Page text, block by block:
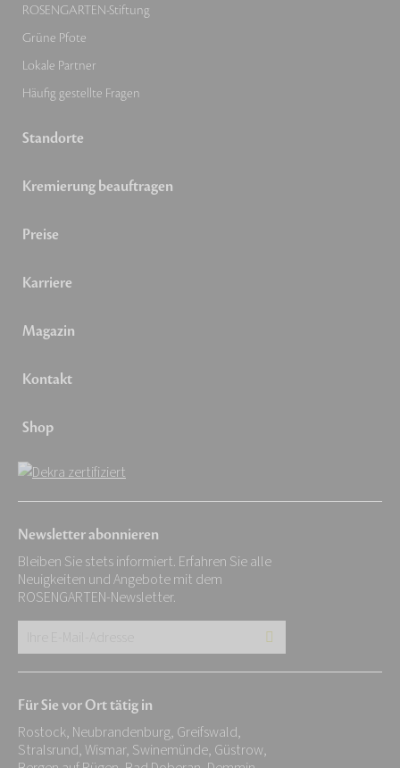
ROSENGARTEN-Stiftung
Grüne Pfote
Lokale Partner
Häufig gestellte Fragen
Standorte
Kremierung beauftragen
Preise
Karriere
Magazin
Kontakt
Shop
Newsletter abonnieren
Bleiben Sie stets informiert. Erfahren Sie alle
Neuigkeiten und Angebote mit dem
ROSENGARTEN-Newsletter.
E-
Adresse:
*
Für Sie vor Ort tätig in
Rostock, Neubrandenburg, Greifswald,
Stralsrund, Wismar, Swinemünde, Güstrow,